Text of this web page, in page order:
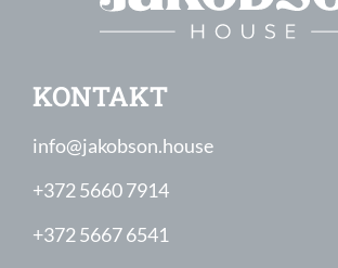
KONTAKT
info@jakobson.house
+372 5660 7914
+372 5667 6541